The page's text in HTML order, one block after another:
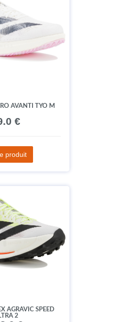
AVANTI TYO M
€
produit
AGRAVIC SPEED
2